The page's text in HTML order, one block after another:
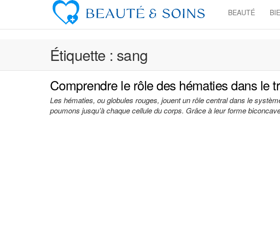
BEAUTÉ
Étiquette : sang
Comprendre le rôle des hématies dans le
Les hématies, ou globules rouges, jouent un rôle central dans le
poumons jusqu’à chaque cellule du corps. Grâce à leur forme